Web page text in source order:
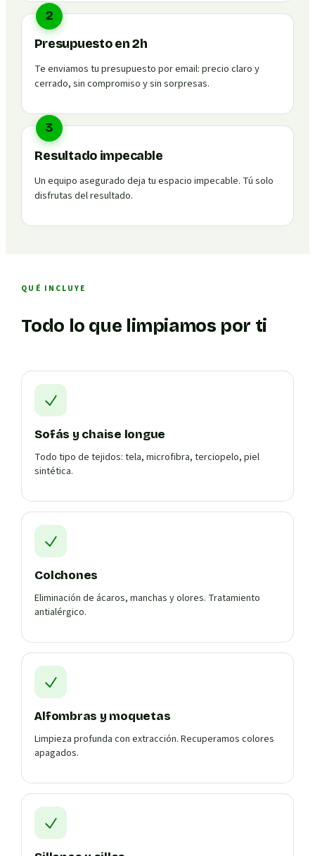
2
Presupuesto en 2h
Te enviamos tu presupuesto por email: precio claro y
cerrado, sin compromiso y sin sorpresas.
3
Resultado impecable
Un equipo asegurado deja tu espacio impecable. Tú solo
disfrutas del resultado.
QUÉ INCLUYE
Todo lo que limpiamos por ti
Sofás y chaise longue
Todo tipo de tejidos: tela, microfibra, terciopelo, piel
sintética.
Colchones
Eliminación de ácaros, manchas y olores. Tratamiento
antialérgico.
Alfombras y moquetas
Limpieza profunda con extracción. Recuperamos colores
apagados.